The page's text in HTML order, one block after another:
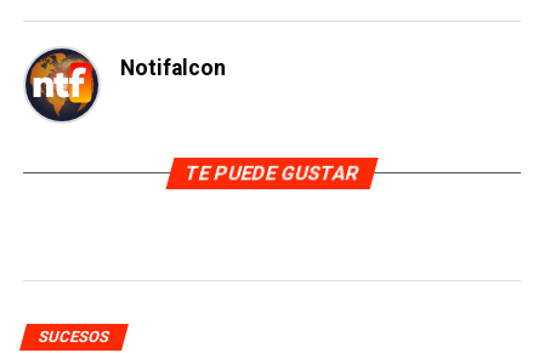
Notifalcon
TE PUEDE GUSTAR
SUCESOS